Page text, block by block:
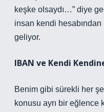
keşke olsaydı…” diye
insan kendi
geliyor.
IBAN ve Kendi
Benim gibi sürekli her
konusu ayrı bir eğlence